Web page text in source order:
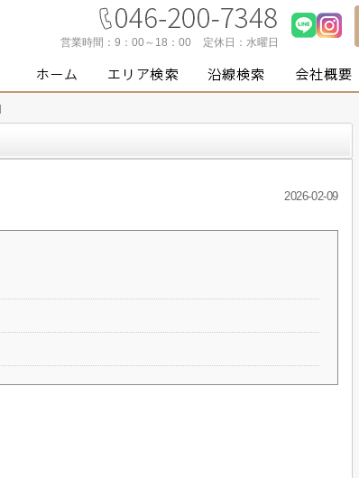
営業時間： 9：00～18：00 定休日： 水曜日
2026-02-09